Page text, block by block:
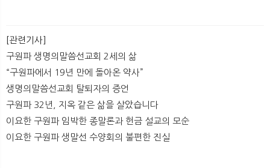
[관련기사]
구원파 생명의말씀선교회 2세의 삶
“구원파에서 19년 만에 돌아온 약사”
생명의말씀선교회 탈퇴자의 증언
구원파 32년, 지옥 같은 삶을 살았습니다
이요한 구원파 임박한 종말론과 헌금 설교의 모순
이요한 구원파 생말선 수양회의 불편한 진실